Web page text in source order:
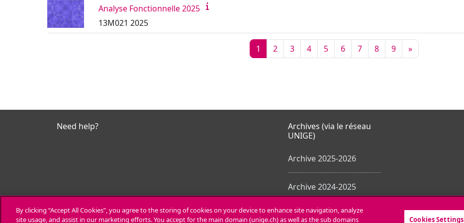
Analyse Fonctionnelle 2025
13M021 2025
1 Seite 1
2 Seite 2
3Seite 3
4Seite 4
5Seite 5
6Seite 6
7Seite 7
8Seite 8
9Seite 9
»Nächste Seite
Need help?
Archives (via le réseau
UNIGE)
Archive 2025-2026
Archive 2024-2025
Toutes les archives
By clicking “Accept All Cookies”, you agree to the storing of cookies on your device to enhance site navigation, analyze
site usage, and assist in our marketing efforts. You accept for the main domain (unige.ch) as well as the sub domains
Cookies Settings